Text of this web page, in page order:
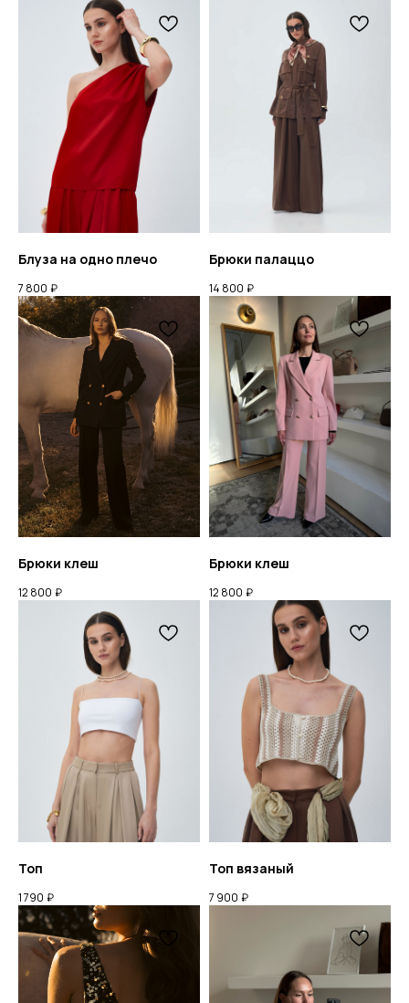
Блуза на одно плечо
7 800 ₽
Брюки палаццо
14 800 ₽
Брюки клеш
12 800 ₽
Брюки клеш
12 800 ₽
Топ
1 790 ₽
Топ вязаный
7 900 ₽
РАЗРАБОТКА: ANFALOVA.ART
ПОЛИТИКА КОНФИДЕНЦИАЛЬНОСТИ
ОФЕРТА И РЕКВИЗИТЫ